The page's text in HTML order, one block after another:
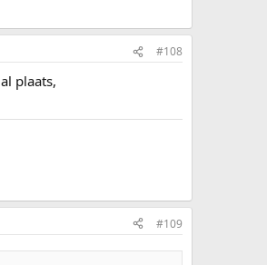
#108
plaats,
#109